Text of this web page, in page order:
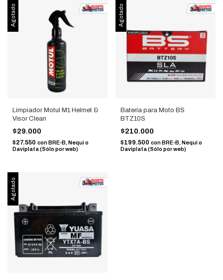
Agotado
Limpiador Motul M1 Helmet &
Visor Clean
$29.000
$27.550 con BRE-B, Nequi o
Daviplata (Sólo por web)
Agotado
Batería para Moto BS
BTZ10S
$210.000
$199.500 con BRE-B, Nequi o
Daviplata (Sólo por web)
Agotado